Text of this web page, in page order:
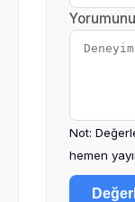
Not:
hemen